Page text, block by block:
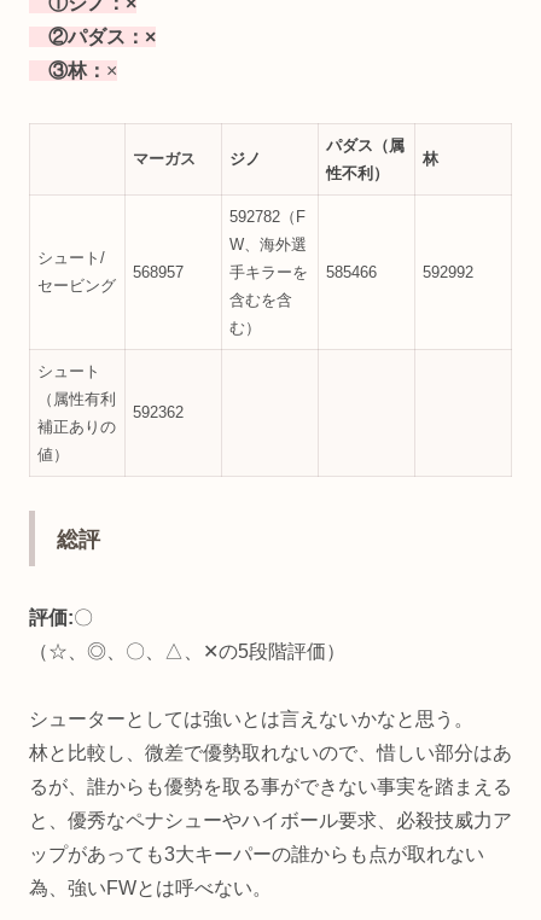
②パダス：×
③林： ×
マーガス ジノ
パダス（属
性不利）
林
シュート/
セービング
568957
592782（F
W、海外選
手キラーを
含むを含
む）
585466 592992
シュート
（属性有利
補正ありの
値）
592362
総評
評価:〇
（☆、◎、〇、△、✕の5段階評価）
シューターとしては強いとは言えないかなと思う。
林と比較し、微差で優勢取れないので、惜しい部分はあ
るが、誰からも優勢を取る事ができない事実を踏まえる
と、優秀なペナシューやハイボール要求、必殺技威力ア
ップがあっても3大キーパーの誰からも点が取れない
為、強いFWとは呼べない。